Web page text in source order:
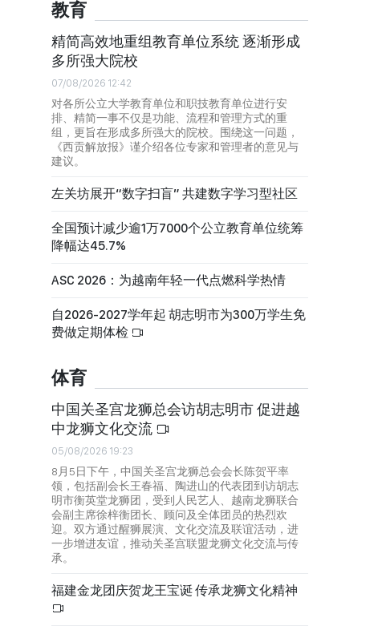
教育
精简高效地重组教育单位系统 逐渐形成
多所强大院校
07/08/2026 12:42
对各所公立大学教育单位和职技教育单位进行安
排、精简一事不仅是功能、流程和管理方式的重
组，更旨在形成多所强大的院校。围绕这一问题，
《西贡解放报》谨介绍各位专家和管理者的意见与
建议。
左关坊展开“数字扫盲” 共建数字学习型社区
全国预计减少逾1万7000个公立教育单位统筹
降幅达45.7%
ASC 2026：为越南年轻一代点燃科学热情
自2026-2027学年起 胡志明市为300万学生免
费做定期体检
体育
中国关圣宫龙狮总会访胡志明市 促进越
中龙狮文化交流
05/08/2026 19:23
8月5日下午，中国关圣宫龙狮总会会长陈贺平率
领，包括副会长王春福、陶进山的代表团到访胡志
明市衡英堂龙狮团，受到人民艺人、越南龙狮联合
会副主席徐梓衡团长、顾问及全体团员的热烈欢
迎。双方通过醒狮展演、文化交流及联谊活动，进
一步增进友谊，推动关圣宫联盟龙狮文化交流与传
承。
福建金龙团庆贺龙王宝诞 传承龙狮文化精神